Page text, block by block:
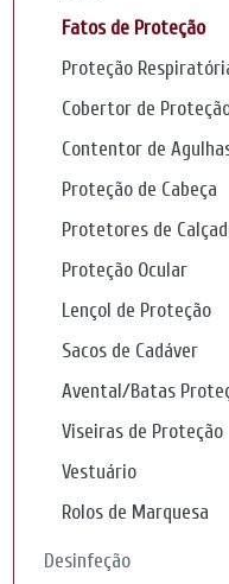
Fatos de Proteção
Proteção
Cobertor de
Contentor de
Proteção de Cabeça
Protetores de
Proteção Ocular
Lençol de Proteção
Sacos de Cadáver
Avental/Batas
Viseiras de Proteção
Vestuário
Rolos de Marquesa
Desinfeção